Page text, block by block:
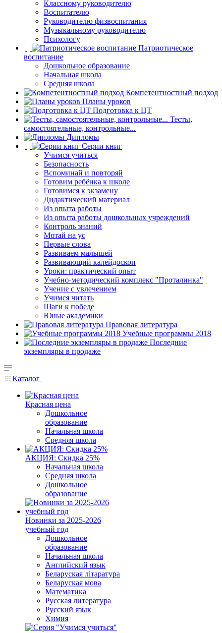
Классному руководителю
Воспитателю
Руководителю физвоспитания
Музыкальному руководителю
Психологу
Патриотическое
воспитание
Дошкольное образование
Начальная школа
Средняя школа
Компетентностный подход
Планы уроков
Подготовка к ЦТ
Тесты,
самостоятельные, контрольные...
Дипломы
Серии книг
Учимся учиться
Безопасность
Вспоминай и повторяй
Готовим ребёнка к школе
Готовимся к экзамену
Дидактический материал
Из опыта работы
Из опыта работы дошкольных учреждений
Контроль знаний
Мотай на ус
Первые слова
Развиваем малышей
Развивающий калейдоскоп
Уроки: практический опыт
Учебно-методический комплекс "Проталинка"
Учение с увлечением
Учимся читать
Шаги к победе
Юные академики
Правовая литература
Учебные программы 2018
Последние
экземпляры в продаже
Каталог
Красная цена
Дошкольное
образование
Начальная школа
Средняя школа
АКЦИЯ: Скидка 25%
Начальная школа
Средняя школа
Дошкольное
образование
Новинки за 2025-2026
учебный год
Дошкольное
образование
Начальная школа
Английский язык
Беларуская літаратура
Беларуская мова
Математика
Русская литература
Русский язык
Химия